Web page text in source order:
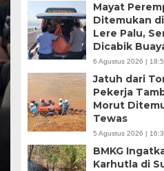
Industri
Minggu, 5 Jan 2025 - 18:59
punggung ekspor
Mayat
Ditemukan
Lere Palu,
Dicabik
6 Agustus 2026 |
Jatuh dari
Pekerja
Morut
Tewas
5 Agustus 2026 |
BMKG
Karhutla di